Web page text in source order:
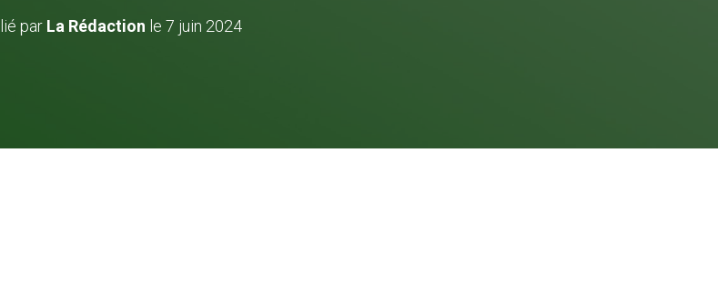
par La Rédaction le 7 juin 2024